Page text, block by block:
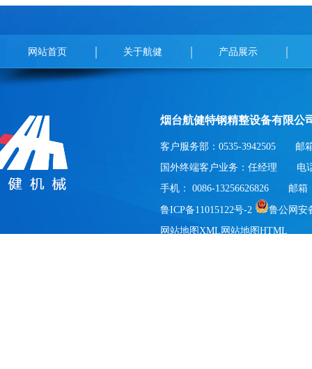
网站首页 关于航健 产品展示
烟台航健特钢精整设备有限公
客户服务部：0535-3942505 邮箱
国外终端客户业务：任经理 电话
手机： 0086-13256626826 邮箱
鲁ICP备11015122号-2
鲁公网安
网站地图XML 网站地图HTML